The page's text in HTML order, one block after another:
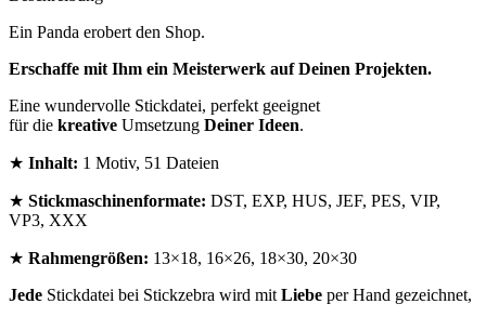
Ein Panda erobert den Shop.
Erschaffe mit Ihm ein Meisterwerk auf Deinen Projekten.
Eine wundervolle Stickdatei, perfekt geeignet
für die kreative Umsetzung Deiner Ideen.
★ Inhalt: 1 Motiv, 51 Dateien
★ Stickmaschinenformate: DST, EXP, HUS, JEF, PES, VIP,
VP3, XXX
★ Rahmengrößen: 13×18, 16×26, 18×30, 20×30
Jede Stickdatei bei Stickzebra wird mit Liebe per Hand gezeichnet,